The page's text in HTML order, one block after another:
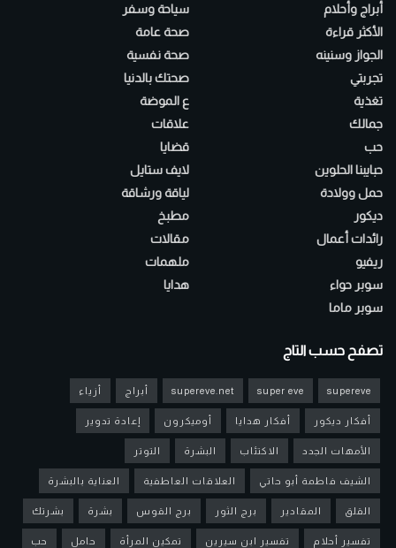
أبراج وأحلام
الأكثر قراءة
الجواز وسنينه
تجربتي
تغذية
جمالك
حب
حبايبنا الحلوين
حمل وولادة
ديكور
رائدات أعمال
ريفيو
سوبر حواء
سوبر ماما
سياحة وسفر
صحة عامة
صحة نفسية
صحتك بالدنيا
ع الموضة
علاقات
قضايا
لايف ستايل
لياقة ورشاقة
مطبخ
مقالات
ملهمات
هدايا
تصفح حسب التاج
supereve
super eve
supereve.net أبراج أزياء
أفكار ديكور أفكار هدايا أوميكرون إعادة تدوير
الأمهات الجدد الاكتئاب البشرة التوتر
الشيف فاطمة أبو حاتي العلاقات العاطفية العناية بالبشرة
القلق المقادير برج الثور برج القوس بشرة بشرتك
تفسير أحلام تفسير ابن سيرين تمكين المرأة حامل حب